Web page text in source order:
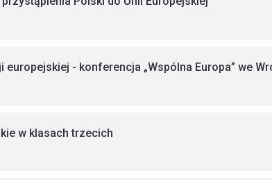
europejskiej - konferencja „Wspólna Europa” we
w klasach trzecich